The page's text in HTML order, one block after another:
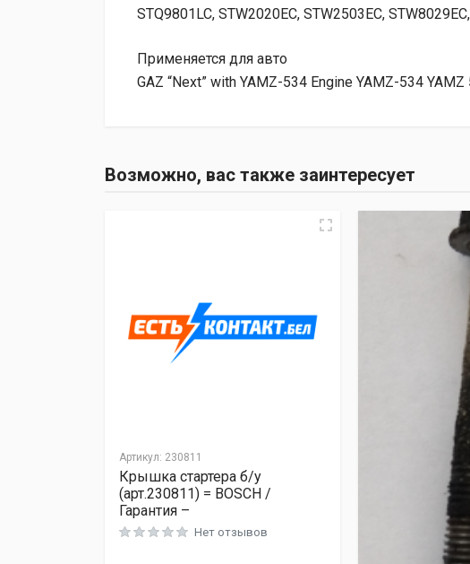
STQ9801LC, STW2020EC, STW2503EC,
Применяется для авто
GAZ “Next” with YAMZ-534 Engine YAMZ-534 YAMZ
Возможно, вас также заинтересует
Артикул: 230811
Крышка стартера б/у
(арт.230811) = BOSCH /
Гарантия –
Нет отзывов